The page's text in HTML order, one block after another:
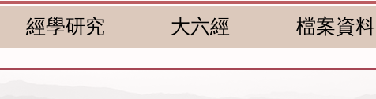
經學研究 大六經 檔案資料